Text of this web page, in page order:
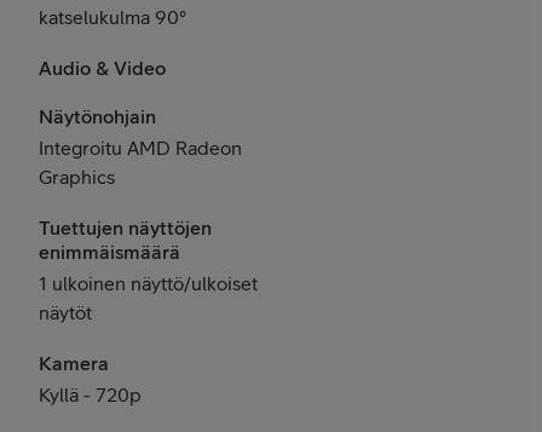
katselukulma 90°
Audio & Video
Näytönohjain
Integroitu AMD Radeon
Graphics
Tuettujen näyttöjen
enimmäismäärä
1 ulkoinen näyttö/ulkoiset
näytöt
Kamera
Kyllä - 720p